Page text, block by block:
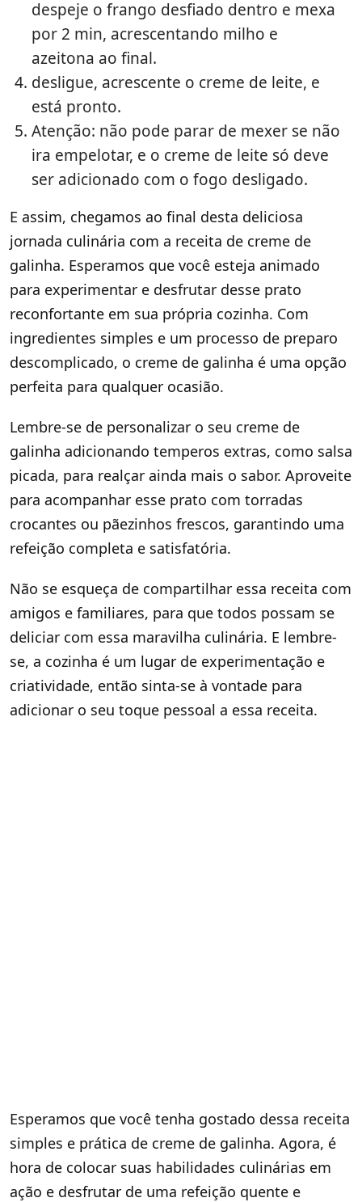
despeje o frango desfiado dentro e mexa
por 2 min, acrescentando milho e
azeitona ao final.
desligue, acrescente o creme de leite, e
está pronto.
Atenção: não pode parar de mexer se não
ira empelotar, e o creme de leite só deve
ser adicionado com o fogo desligado.
E assim, chegamos ao final desta deliciosa
jornada culinária com a receita de creme de
galinha. Esperamos que você esteja animado
para experimentar e desfrutar desse prato
reconfortante em sua própria cozinha. Com
ingredientes simples e um processo de preparo
descomplicado, o creme de galinha é uma opção
perfeita para qualquer ocasião.
Lembre-se de personalizar o seu creme de
galinha adicionando temperos extras, como salsa
picada, para realçar ainda mais o sabor. Aproveite
para acompanhar esse prato com torradas
crocantes ou pãezinhos frescos, garantindo uma
refeição completa e satisfatória.
Não se esqueça de compartilhar essa receita com
amigos e familiares, para que todos possam se
deliciar com essa maravilha culinária. E lembre-
se, a cozinha é um lugar de experimentação e
criatividade, então sinta-se à vontade para
adicionar o seu toque pessoal a essa receita.
Esperamos que você tenha gostado dessa receita
simples e prática de creme de galinha. Agora, é
hora de colocar suas habilidades culinárias em
ação e desfrutar de uma refeição quente e